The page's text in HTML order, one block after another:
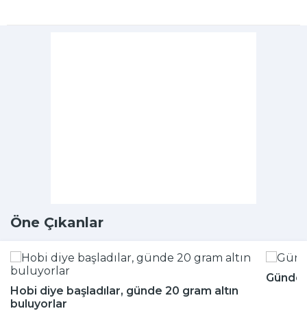
Öne Çıkanlar
Hobi diye başladılar, günde 20 gram altın
buluyorlar
Günde